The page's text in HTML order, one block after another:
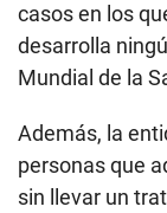
casos en los
desarrolla
Mundial de la
Además, la
personas que
sin llevar un